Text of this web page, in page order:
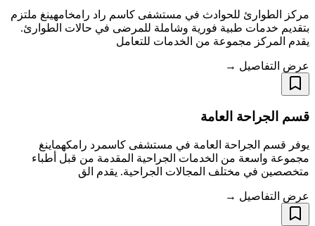
مركز الطوارئ للحوادث في مستشفى كاسم راد رامخامهينغ ملتزم
بتقديم خدمات طبية فورية وشاملة للمرضى في حالات الطوارئ.
يقدم المركز مجموعة من الخدمات للتعامل
عرض التفاصيل →
قسم الجراحة العامة
يوفر قسم الجراحة العامة في مستشفى كاسمرد رامكهماينغ
مجموعة واسعة من الخدمات الجراحية المقدمة من قبل أطباء
متخصصين في مختلف المجالات الجراحية. يقدم الق
عرض التفاصيل →